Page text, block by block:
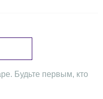
Будьте первым, кто